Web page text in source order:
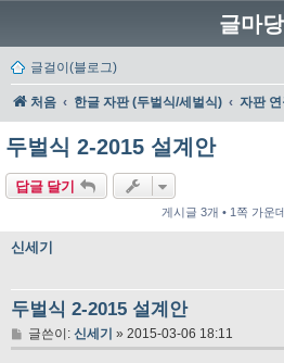
글마당
글걸이(블로그)
처음 한글 자판 (두벌식/세벌식) 자판
두벌식 2-2015 설계안
답글 달기
게시글 3개 • 1쪽 가운
신세기
두벌식 2-2015 설계안
글
글쓴이: 신세기 » 2015-03-06 18:11